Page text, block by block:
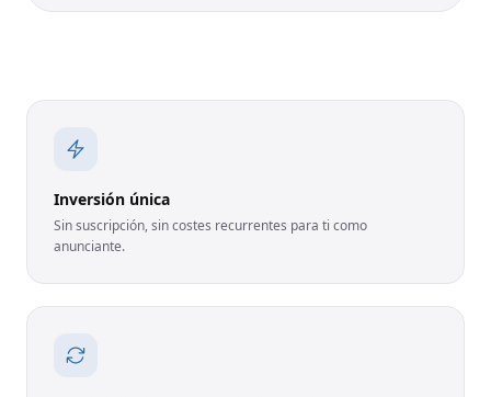
Inversión única
Sin suscripción, sin costes recurrentes para ti como
anunciante.